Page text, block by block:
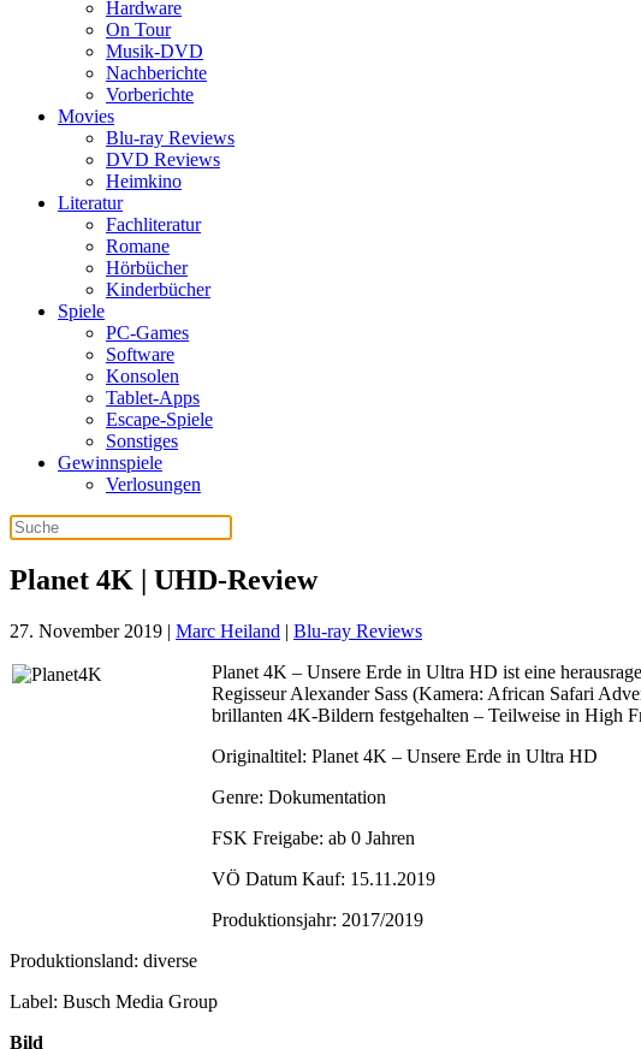
Hardware
On Tour
Musik-DVD
Nachberichte
Vorberichte
Movies
Blu-ray Reviews
DVD Reviews
Heimkino
Literatur
Fachliteratur
Romane
Hörbücher
Kinderbücher
Spiele
PC-Games
Software
Konsolen
Tablet-Apps
Escape-Spiele
Sonstiges
Gewinnspiele
Verlosungen
Planet 4K | UHD-Review
27. November 2019 | Marc Heiland | Blu-ray Reviews
Planet 4K – Unsere Erde in Ultra HD ist eine
Regisseur Alexander Sass (Kamera: African Safari
brillanten 4K-Bildern festgehalten – Teilweise in High
Originaltitel: Planet 4K – Unsere Erde in Ultra HD
Genre: Dokumentation
FSK Freigabe: ab 0 Jahren
VÖ Datum Kauf: 15.11.2019
Produktionsjahr: 2017/2019
Produktionsland: diverse
Label: Busch Media Group
Bild